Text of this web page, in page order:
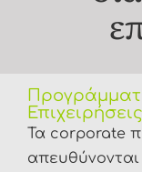
Επιχειρήσεις
Τα corporate
απευθύνονται